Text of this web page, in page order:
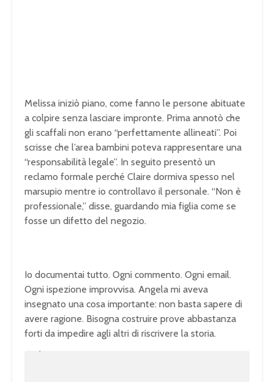
Melissa iniziò piano, come fanno le persone abituate
a colpire senza lasciare impronte. Prima annotò che
gli scaffali non erano “perfettamente allineati”. Poi
scrisse che l’area bambini poteva rappresentare una
“responsabilità legale”. In seguito presentò un
reclamo formale perché Claire dormiva spesso nel
marsupio mentre io controllavo il personale. “Non è
professionale,” disse, guardando mia figlia come se
fosse un difetto del negozio.
Io documentai tutto. Ogni commento. Ogni email.
Ogni ispezione improvvisa. Angela mi aveva
insegnato una cosa importante: non basta sapere di
avere ragione. Bisogna costruire prove abbastanza
forti da impedire agli altri di riscrivere la storia.